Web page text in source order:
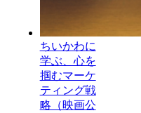
ちいかわに
学ぶ、心を
掴むマーケ
ティング戦
略（映画公